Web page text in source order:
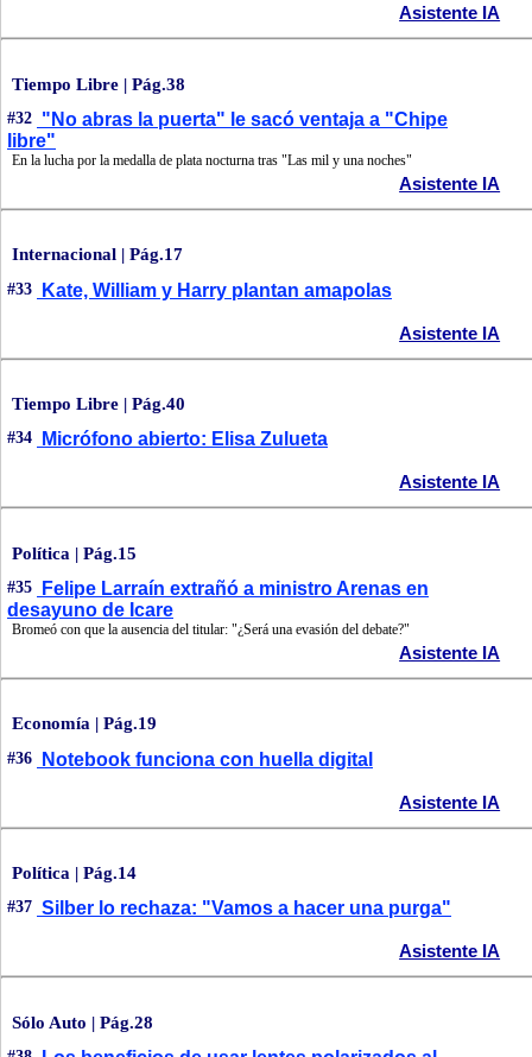
Asistente IA
Tiempo Libre | Pág.38
#32 "No abras la puerta" le sacó ventaja a "Chipe
libre"
En la lucha por la medalla de plata nocturna tras "Las mil y una noches"
Asistente IA
Internacional | Pág.17
#33 Kate, William y Harry plantan amapolas
Asistente IA
Tiempo Libre | Pág.40
#34 Micrófono abierto: Elisa Zulueta
Asistente IA
Política | Pág.15
#35
Felipe Larraín extrañó a ministro Arenas en
desayuno de Icare
Bromeó con que la ausencia del titular: "¿Será una evasión del debate?"
Asistente IA
Economía | Pág.19
#36 Notebook funciona con huella digital
Asistente IA
Política | Pág.14
#37 Silber lo rechaza: "Vamos a hacer una purga"
Asistente IA
Sólo Auto | Pág.28